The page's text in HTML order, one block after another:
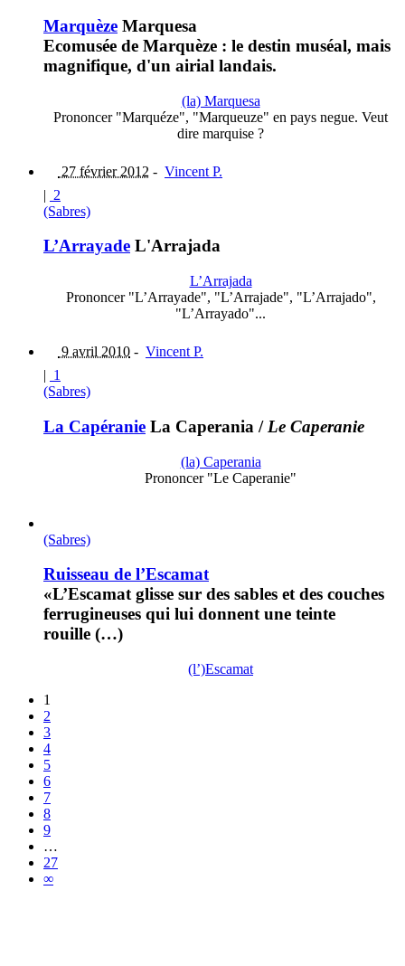
Marquèze Marquesa
Ecomusée de Marquèze : le destin muséal, mais
magnifique, d'un airial landais.
(la) Marquesa
Prononcer "Marquéze", "Marqueuze" en pays negue. Veut
dire marquise ?
27 février 2012 - Vincent P.
| 2
(Sabres)
L’Arrayade L'Arrajada
L’Arrajada
Prononcer "L’Arrayade", "L’Arrajade", "L’Arrajado",
"L’Arrayado"...
9 avril 2010 - Vincent P.
| 1
(Sabres)
La Capéranie La Caperania / Le Caperanie
(la) Caperania
Prononcer "Le Caperanie"
(Sabres)
Ruisseau de l’Escamat
«L’Escamat glisse sur des sables et des couches
ferrugineuses qui lui donnent une teinte
rouille (…)
(l’)Escamat
1
2
3
4
5
6
7
8
9
…
27
∞